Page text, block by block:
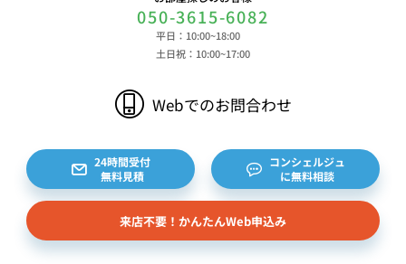
050-3615-6082
平日：10:00~18:00
土日祝：10:00~17:00
Webでのお問合わせ
24時間受付
無料見積
コンシェルジュ
に無料相談
来店不要！かんたんWeb申込み